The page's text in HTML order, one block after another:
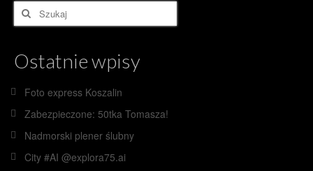
Szuklaj
w:
Ostatnie wpisy
Foto express Koszalin
Zabezpieczone: 50tka Tomasza!
Nadmorski plener ślubny
City #AI @explora75.ai